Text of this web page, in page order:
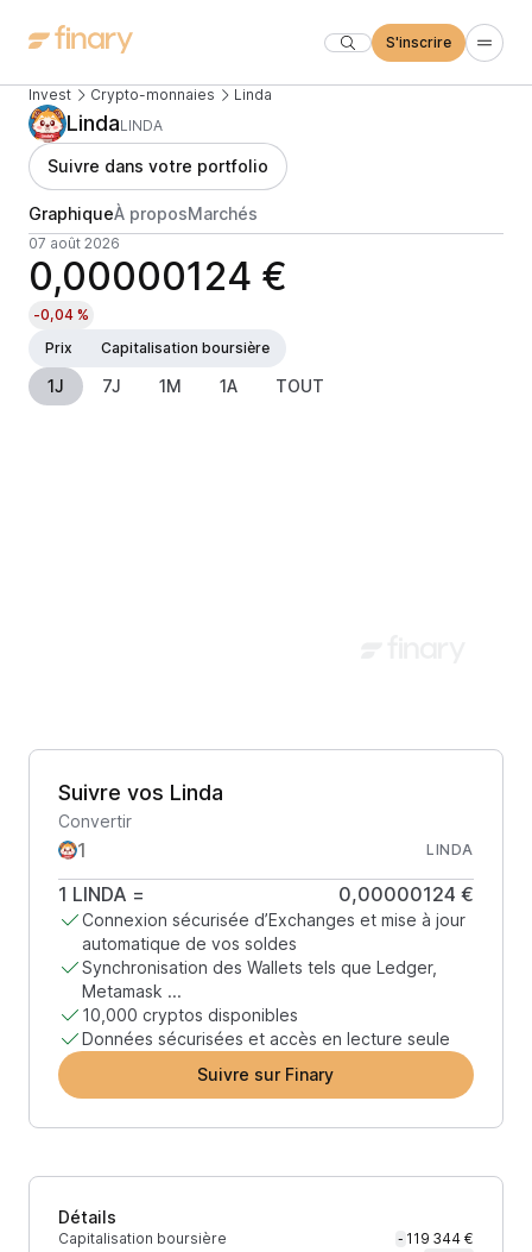
S'inscrire
Invest Crypto-monnaies Linda
LindaLINDA
Suivre dans votre portfolio
GraphiqueÀ proposMarchés
07 août 2026
0,00000124 €
-0,04 %
Prix
Capitalisation boursière
1J 7J 1M 1A TOUT
Suivre vos Linda
Convertir
LINDA
1 LINDA = 0,00000124 €
Connexion sécurisée d’Exchanges et mise à jour
automatique de vos soldes
Synchronisation des Wallets tels que Ledger,
Metamask ...
10,000 cryptos disponibles
Données sécurisées et accès en lecture seule
Suivre sur Finary
Détails
Capitalisation boursière - 119 344 €